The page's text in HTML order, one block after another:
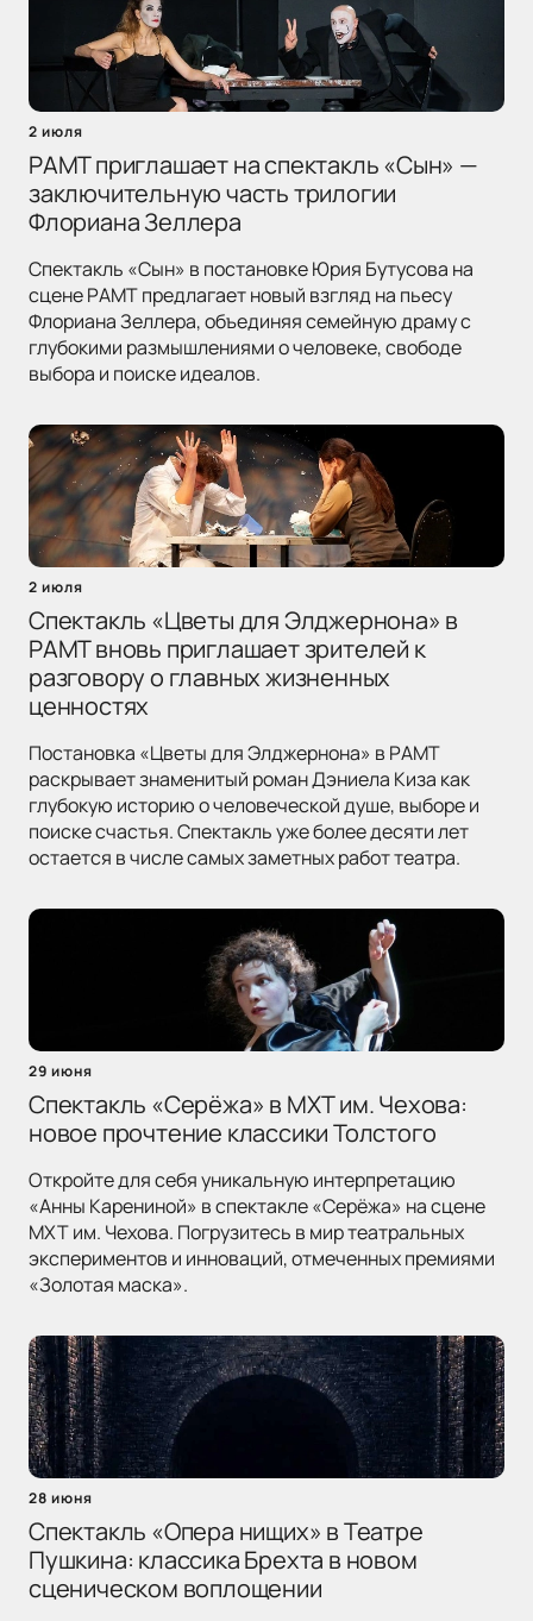
2 июля
РАМТ приглашает на спектакль «Сын» —
заключительную часть трилогии
Флориана Зеллера
Спектакль «Сын» в постановке Юрия Бутусова на
сцене РАМТ предлагает новый взгляд на пьесу
Флориана Зеллера, объединяя семейную драму с
глубокими размышлениями о человеке, свободе
выбора и поиске идеалов.
2 июля
Спектакль «Цветы для Элджернона» в
РАМТ вновь приглашает зрителей к
разговору о главных жизненных
ценностях
Постановка «Цветы для Элджернона» в РАМТ
раскрывает знаменитый роман Дэниела Киза как
глубокую историю о человеческой душе, выборе и
поиске счастья. Спектакль уже более десяти лет
остается в числе самых заметных работ театра.
29 июня
Спектакль «Серёжа» в МХТ им. Чехова:
новое прочтение классики Толстого
Откройте для себя уникальную интерпретацию
«Анны Карениной» в спектакле «Серёжа» на сцене
МХТ им. Чехова. Погрузитесь в мир театральных
экспериментов и инноваций, отмеченных премиями
«Золотая маска».
28 июня
Спектакль «Опера нищих» в Театре
Пушкина: классика Брехта в новом
сценическом воплощении